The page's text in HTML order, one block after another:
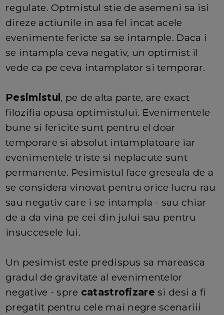
regulate. Optmistul stie de asemeni sa isi
direze actiunile in asa fel incat acele
evenimente fericte sa se intample. Daca i
se intampla ceva negativ, un optimist il
vede ca pe ceva intamplator si temporar.
Pesimistul, pe de alta parte, are exact
filozifia opusa optimistului. Evenimentele
bune si fericite sunt pentru el doar
temporare si absolut intamplatoare iar
evenimentele triste si neplacute sunt
permanente. Pesimistul face greseala de a
se considera vinovat pentru orice lucru rau
sau negativ care i se intampla - sau chiar
de a da vina pe cei din jului sau pentru
insuccesele lui.
Un pesimist este predispus sa mareasca
gradul de gravitate al evenimentelor
negative - spre catastrofizaresi desi a fi
pregatit pentru cele mai negre scenariii